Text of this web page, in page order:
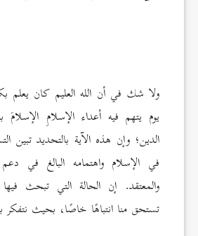
ولا شك في أن الله العليم كان يعلم
يوم يتهم فيه أعداء الإسلامِ الإسلامَ
الدين؛ وإن هذه الآية بالتحديد تبين
في الإسلام واهتمامه البالغ في
والمعتقد. إن الحالة التي تبحث
تستحق منا انتباهًا خاصًا، بحيث نتفكر